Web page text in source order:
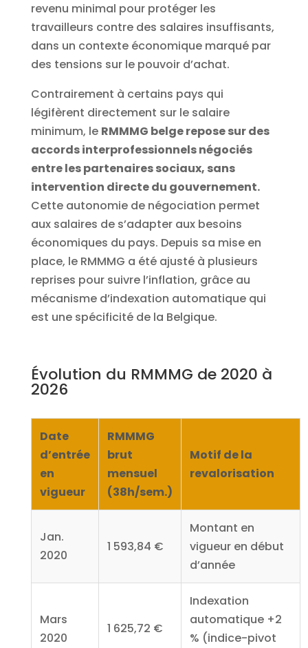
revenu minimal pour protéger les
travailleurs contre des salaires insuffisants,
dans un contexte économique marqué par
des tensions sur le pouvoir d’achat.
Contrairement à certains pays qui
légifèrent directement sur le salaire
minimum, le RMMMG belge repose sur des
accords interprofessionnels négociés
entre les partenaires sociaux, sans
intervention directe du gouvernement.
Cette autonomie de négociation permet
aux salaires de s’adapter aux besoins
économiques du pays. Depuis sa mise en
place, le RMMMG a été ajusté à plusieurs
reprises pour suivre l’inflation, grâce au
mécanisme d’indexation automatique qui
est une spécificité de la Belgique.
Évolution du RMMMG de 2020 à
2026
Date
d’entrée
en
vigueur
RMMMG
brut
mensuel
(38h/sem.)
Motif de la
revalorisation
Jan.
2020
1 593,84 €
Montant en
vigueur en début
d’année
Mars
2020
1 625,72 €
Indexation
automatique +2
% (indice-pivot